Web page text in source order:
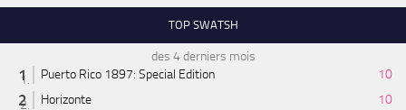
TOP SWATSH
des 4 derniers mois
Puerto Rico 1897: Special Edition
10
Horizonte
10